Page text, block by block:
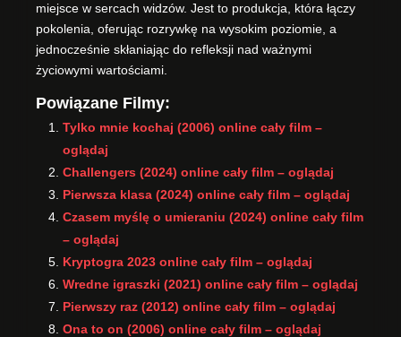
miejsce w sercach widzów. Jest to produkcja, która łączy
pokolenia, oferując rozrywkę na wysokim poziomie, a
jednocześnie skłaniając do refleksji nad ważnymi
życiowymi wartościami.
Powiązane Filmy:
Tylko mnie kochaj (2006) online cały film –
oglądaj
Challengers (2024) online cały film – oglądaj
Pierwsza klasa (2024) online cały film – oglądaj
Czasem myślę o umieraniu (2024) online cały film
– oglądaj
Kryptogra 2023 online cały film – oglądaj
Wredne igraszki (2021) online cały film – oglądaj
Pierwszy raz (2012) online cały film – oglądaj
Ona to on (2006) online cały film – oglądaj